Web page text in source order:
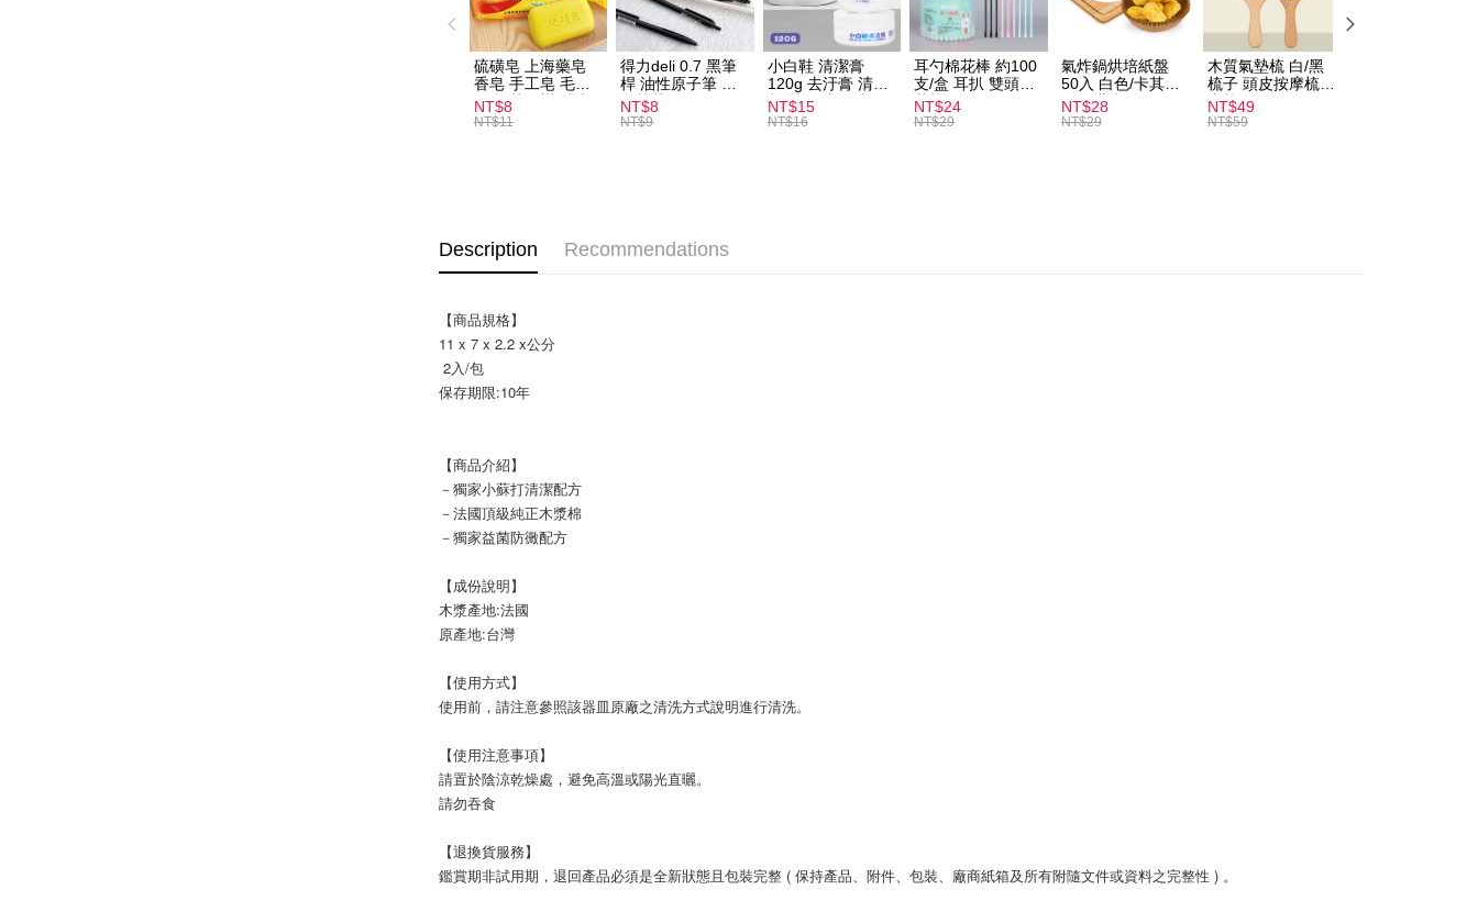
全家取貨付款
NT$60/order | Free shipping on orders of NT$599 or more
付款後全家取貨
NT$60/order | Free shipping on orders of NT$599 or more
硫磺皂 上海藥皂
香皂 手工皂 毛囊
炎 抑菌除蟎 清潔
護膚 去油去痘 寵
NT$8
NT$11
得力deli 0.7 黑筆
桿 油性原子筆 黑
色筆芯 S304
NT$8
NT$9
小白鞋 清潔膏
120g 去汙膏 清潔
劑 鞋子 去汙漬 白
皮鞋 鞋油
NT$15
NT$16
耳勺棉花棒 約100
支/盒 耳扒 雙頭棉
花棒
NT$24
NT$29
氣炸鍋烘培紙盤
50入 白色/卡其色
圓形烘焙紙
NT$28
NT$29
木質氣墊梳 白/黑
梳子 頭皮按摩梳
木梳
NT$49
NT$59
Description Recommendations
【商品規格】
11 x 7 x 2.2 x公分
2入/包
保存期限:10年
【商品介紹】
－獨家小蘇打清潔配方
－法國頂級純正木漿棉
－獨家益菌防黴配方
【成份說明】
木漿產地:法國
原產地:台灣
【使用方式】
使用前，請注意參照該器皿原廠之清洗方式說明進行清洗。
【使用注意事項】
請置於陰涼乾燥處，避免高溫或陽光直曬。
請勿吞食
【退換貨服務】
鑑賞期非試用期，退回產品必須是全新狀態且包裝完整 ( 保持產品、附件、包裝、廠商紙箱及所有附隨文件或資料之完整性 ) 。